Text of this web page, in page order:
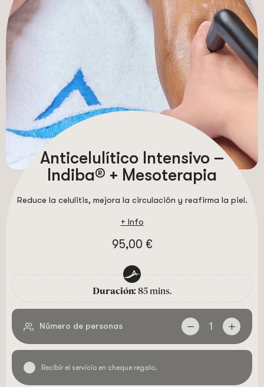
Anticelulítico Intensivo –
Indiba® + Mesoterapia
Reduce la celulitis, mejora la circulación y reafirma la piel.
+ Info
95,00 €
Duración: 85 mins.
Número de personas 1
Recibir el servicio en cheque regalo.